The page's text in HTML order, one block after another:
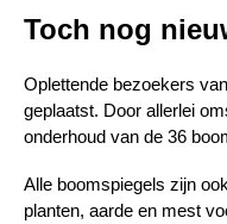
Toch nog
Oplettende bezoekers
geplaatst. Door allerlei
onderhoud van de 36
Alle boomspiegels zijn
planten, aarde en mest